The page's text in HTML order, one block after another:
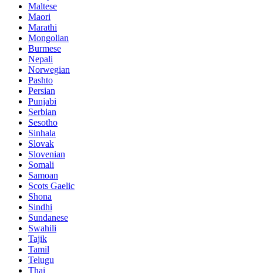
Maltese
Maori
Marathi
Mongolian
Burmese
Nepali
Norwegian
Pashto
Persian
Punjabi
Serbian
Sesotho
Sinhala
Slovak
Slovenian
Somali
Samoan
Scots Gaelic
Shona
Sindhi
Sundanese
Swahili
Tajik
Tamil
Telugu
Thai